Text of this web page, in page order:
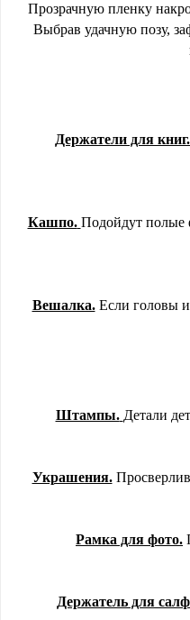
Прозрачную пленку
Выбрав удачную позу,
Держатели для книг.
Кашпо. Подойдут полые
Вешалка.Если головы
Штампы. Детали
Украшения.Просверлив
Рамка для фото.
Держатель для